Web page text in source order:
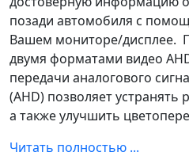
позади автомобиля с
Вашем мониторе/дисплее.
двумя форматами видео
передачи аналогового
(AHD) позволяет
а также улучшить
Читать полностью ...